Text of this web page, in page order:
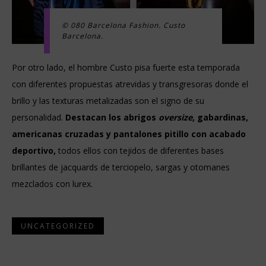
© 080 Barcelona Fashion. Custo
Barcelona.
Por otro lado, el hombre Custo pisa fuerte esta temporada
con diferentes propuestas atrevidas y transgresoras donde el
brillo y las texturas metalizadas son el signo de su
personalidad. Destacan los abrigos oversize, gabardinas,
americanas cruzadas y pantalones pitillo con acabado
deportivo, todos ellos con tejidos de diferentes bases
brillantes de jacquards de terciopelo, sargas y otomanes
mezclados con lurex.
UNCATEGORIZED